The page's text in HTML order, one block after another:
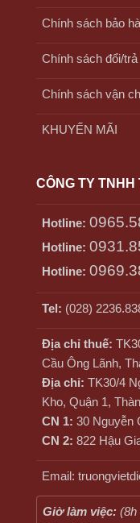
Chính sách bảo
Chính sách đổi/
Chính sách vận
KHUYẾN MÃI
CÔNG TY
Hotline:
Hotline:
Hotline:
Tel: (028)
Địa chỉ thuế:
Cầu Ông Lãnh,
Địa chỉ: TK30/4
Kho, Quận 1,
CN 1: 30 Nguyễn
CN 2: 822 Hậu
Email:
Giờ làm việc: (8h